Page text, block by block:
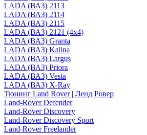
LADA (ВАЗ) 2113
LADA (ВАЗ) 2114
LADA (ВАЗ) 2115
LADA (ВАЗ) 2121 (4x4)
LADA (ВАЗ) Granta
LADA (ВАЗ) Kalina
LADA (ВАЗ) Largus
LADA (ВАЗ) Priora
LADA (ВАЗ) Vesta
LADA (ВАЗ) X-Ray
Тюнинг Land Rover | Ленд Ровер
Land-Rover Defender
Land-Rover Discovery
Land-Rover Discovery Sport
Land-Rover Freelander